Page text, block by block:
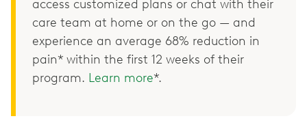
access customized plans or chat with their
care team at home or on the go — and
experience an average 68% reduction in
pain* within the first 12 weeks of their
program. Learn more*.